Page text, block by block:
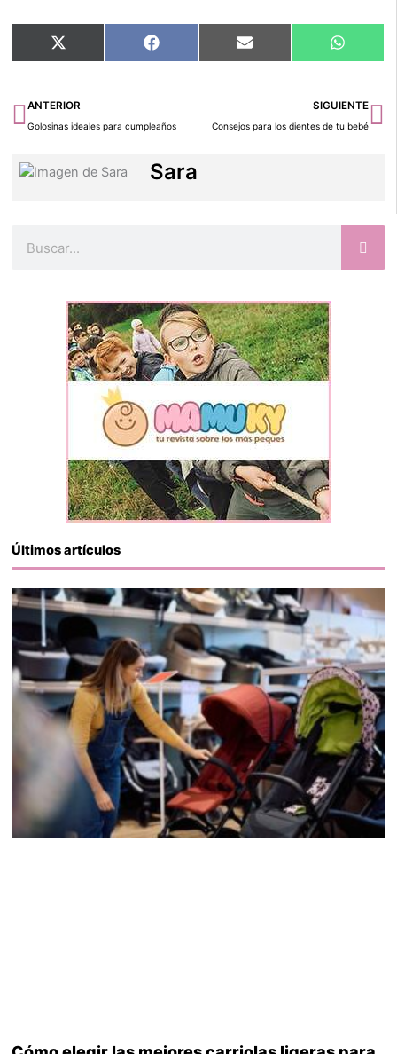
Compartir
en
X
(Twitter)
Compartir
en
Facebook Compartir
en
Email
en
Ant
ANTERIOR
Golosinas ideales para cumpleaños
SIGUIENTE
Consejos para los dientes de tu bebé
Sara
Últimos artículos